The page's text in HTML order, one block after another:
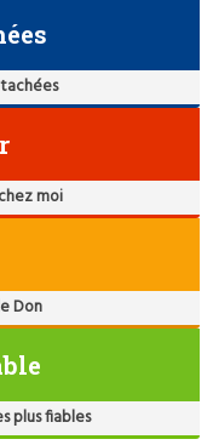
moi
Don
plus fiables